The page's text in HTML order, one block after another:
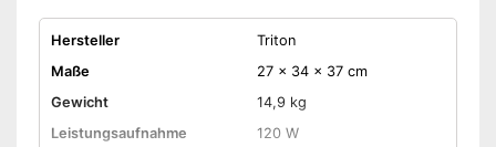
Hersteller
Triton
Maße
27 x 34 x 37 cm
Gewicht
14,9 kg
Leistungsaufnahme
120 W